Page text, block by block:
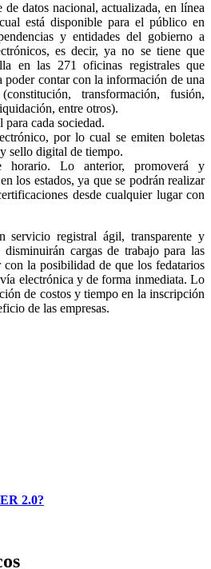
de datos nacional, actualizada, en línea
está disponible para el público en
y entidades del gobierno a
es decir, ya no se tiene que
en las 271 oficinas registrales que
poder contar con la información de una
transformación, fusión,
entre otros).
cada sociedad.
por lo cual se emiten boletas
sello digital de tiempo.
horario. Lo anterior, promoverá y
los estados, ya que se podrán realizar
desde cualquier lugar con
servicio registral ágil, transparente y
cargas de trabajo para las
con la posibilidad de que los fedatarios
electrónica y de forma inmediata. Lo
de costos y tiempo en la inscripción
de las empresas.
2.0?